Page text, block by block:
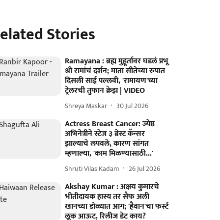
Stories
Ramayana : ब्रह्म मुहूर्तावर घडलं प्रभू
श्री रामांचं दर्शन; माता सीतेच्या रुपात
दिसली साई पल्लवी, 'रामायण'च्या
ट्रेलरची तुफान क्रेझ | VIDEO
Shreya Maskar 30 Jul 2026
Actress Breast Cancer: ज्येष्ठ
अभिनेत्रीने स्टेज ३ ब्रेस्ट कॅन्सर
झाल्याचे लपवले, कारण सांगत
म्हणाल्या, 'काम मिळण्यासाठी...'
Shruti Vilas Kadam 26 Jul 2026
Akshay Kumar : अक्षय कुमारचे
भीतीदायक हास्य तर सैफ अली
खानच्या डोळ्यात आग; 'हैवान'चा फर्स्ट
लूक आऊट, रिलीज डेट काय?